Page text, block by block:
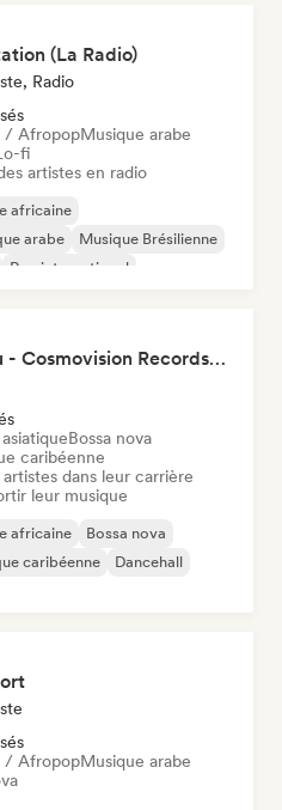
(La Radio)
Radio
/ AfropopMusique arabe
fi
artistes en radio
africaine
arabe
Musique Brésilienne
Rap international
Felipe Nadeau - Cosmovision Records & Ritmos del Sur
Bossa nova
caribéenne
dans leur carrière
leur musique
africaine
Bossa nova
caribéenne
Dancehall
/ AfropopMusique arabe